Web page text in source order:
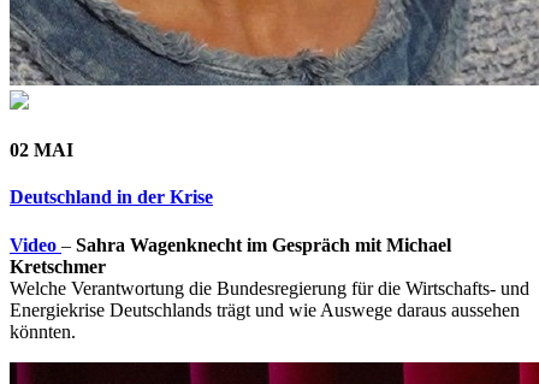
02 MAI
Deutschland in der Krise
Video – Sahra Wagenknecht im Gespräch mit Michael
Kretschmer
Welche Verantwortung die Bundesregierung für die Wirtschafts- und
Energiekrise Deutschlands trägt und wie Auswege daraus aussehen
könnten.